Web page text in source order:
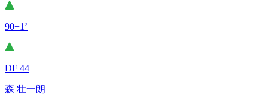
90+1’
DF 44
森 壮一朗